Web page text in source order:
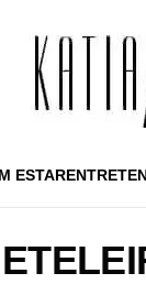
ESTAR